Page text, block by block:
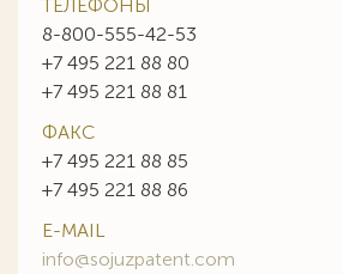
ТЕЛЕФОНЫ
8-800-555-42-53
+7 495 221 88 80
+7 495 221 88 81
ФАКС
+7 495 221 88 85
+7 495 221 88 86
E-MAIL
info@sojuzpatent.com